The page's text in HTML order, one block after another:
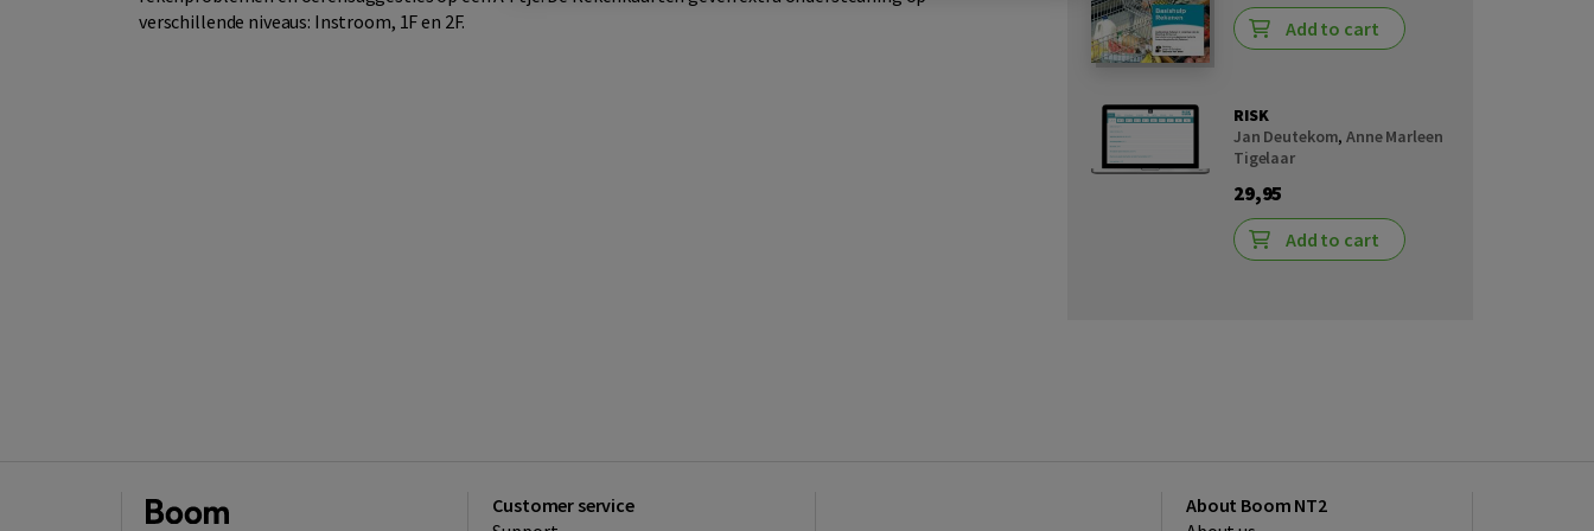
verschillende niveaus: Instroom, 1F en 2F.
Add to cart
RISK
Jan Deutekom,Anne Marleen
Tigelaar
29,95
Add to cart
Customer service
About Boom NT2